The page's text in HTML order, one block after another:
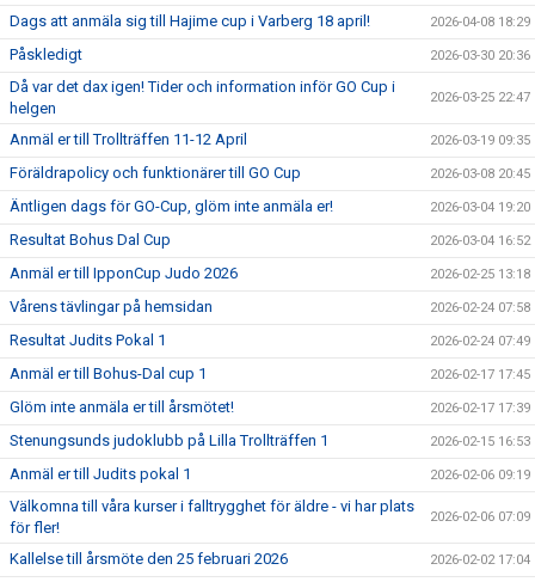
Dags att anmäla sig till Hajime cup i Varberg 18 april! 2026-04-08 18:29
Påskledigt 2026-03-30 20:36
Då var det dax igen! Tider och information inför GO Cup i
helgen
2026-03-25 22:47
Anmäl er till Trollträffen 11-12 April 2026-03-19 09:35
Föräldrapolicy och funktionärer till GO Cup 2026-03-08 20:45
Äntligen dags för GO-Cup, glöm inte anmäla er! 2026-03-04 19:20
Resultat Bohus Dal Cup 2026-03-04 16:52
Anmäl er till IpponCup Judo 2026 2026-02-25 13:18
Vårens tävlingar på hemsidan 2026-02-24 07:58
Resultat Judits Pokal 1 2026-02-24 07:49
Anmäl er till Bohus-Dal cup 1 2026-02-17 17:45
Glöm inte anmäla er till årsmötet! 2026-02-17 17:39
Stenungsunds judoklubb på Lilla Trollträffen 1 2026-02-15 16:53
Anmäl er till Judits pokal 1 2026-02-06 09:19
Välkomna till våra kurser i falltrygghet för äldre - vi har plats
för fler!
2026-02-06 07:09
Kallelse till årsmöte den 25 februari 2026 2026-02-02 17:04